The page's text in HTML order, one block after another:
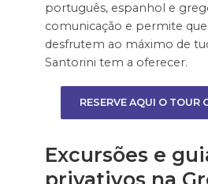
português, espanhol e
comunicação e permite
desfrutem ao máximo de
Santorini tem a oferecer.
RESERVE AQUI O TOUR
Excursões e